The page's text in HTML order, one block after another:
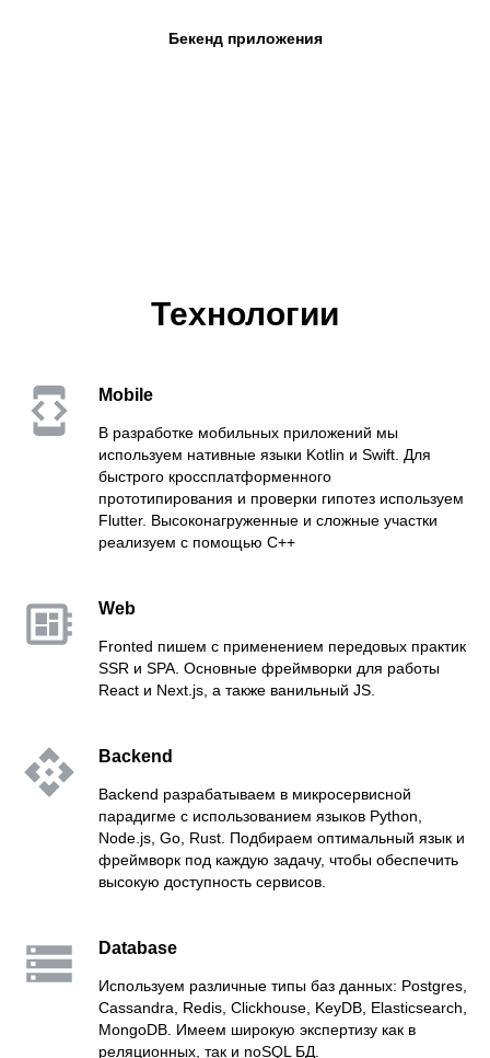
Бекенд приложения
Технологии
Mobile
В разработке мобильных приложений мы
используем нативные языки Kotlin и Swift. Для
быстрого кроссплатформенного
прототипирования и проверки гипотез используем
Flutter. Высоконагруженные и сложные участки
реализуем с помощью C++
Web
Fronted пишем с применением передовых практик
SSR и SPA. Основные фреймворки для работы
React и Next.js, а также ванильный JS.
Backend
Backend разрабатываем в микросервисной
парадигме с использованием языков Python,
Node.js, Go, Rust. Подбираем оптимальный язык и
фреймворк под каждую задачу, чтобы обеспечить
высокую доступность сервисов.
Database
Используем различные типы баз данных: Postgres,
Cassandra, Redis, Clickhouse, KeyDB, Elasticsearch,
MongoDB. Имеем широкую экспертизу как в
реляционных, так и noSQL БД.